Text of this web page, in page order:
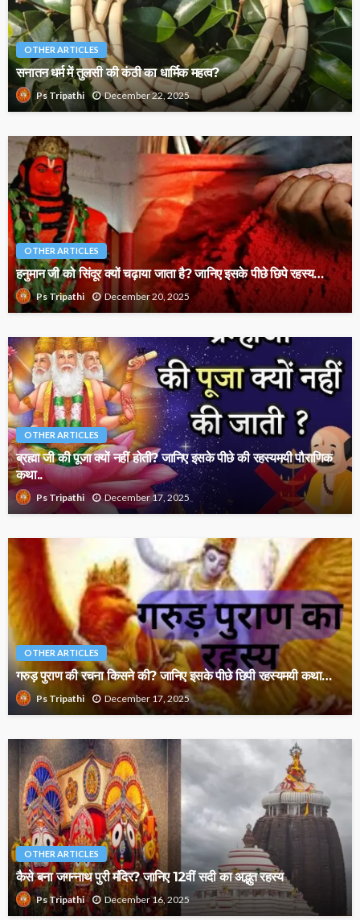
OTHER ARTICLES
सनातन धर्म में तुलसी की कंठी का धार्मिक महत्व?
Ps Tripathi December 22, 2025
OTHER ARTICLES
हनुमान जी को सिंदूर क्यों चढ़ाया जाता है? जानिए इसके पीछे छिपे रहस्य…
Ps Tripathi December 20, 2025
OTHER ARTICLES
ब्रह्मा जी की पूजा क्यों नहीं होती? जानिए इसके पीछे की रहस्यमयी पौराणिक
कथा..
Ps Tripathi December 17, 2025
OTHER ARTICLES
गरुड़ पुराण की रचना किसने की? जानिए इसके पीछे छिपी रहस्यमयी कथा…
Ps Tripathi December 17, 2025
OTHER ARTICLES
कैसे बना जगन्नाथ पुरी मंदिर? जानिए 12वीं सदी का अद्भुत रहस्य
Ps Tripathi December 16, 2025